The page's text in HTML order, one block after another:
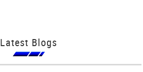
Latest Blogs